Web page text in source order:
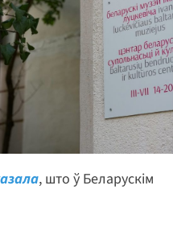
, што ў Беларускім